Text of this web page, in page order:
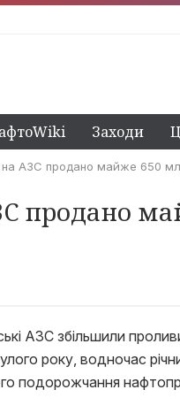
Заходи
на АЗС продано майже 650
продано
АЗС збільшили
року, водночас
подорожчання